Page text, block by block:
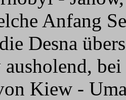
Anfang
Desna
Kiew -